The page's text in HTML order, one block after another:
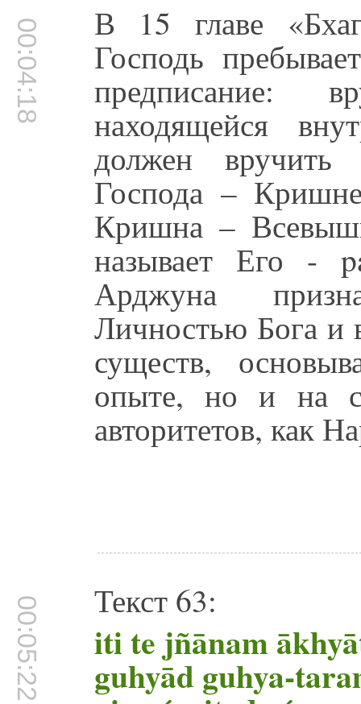
00:04:18 В 15 главе
Господь
предписание:
находящейся
должен вручить
Господа –
Кришна –
называет Его -
Арджуна
Личностью Бога и
существ,
опыте, но и на
авторитетов, как
00:05:22 Текст 63:
iti te jñānam
guhyād guhya-